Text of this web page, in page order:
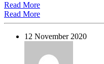
Read More
Read More
12 November 2020